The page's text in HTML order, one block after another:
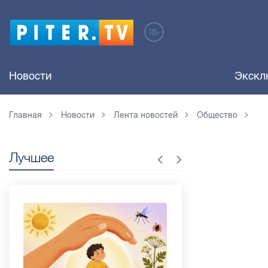
Новости
Главная Новости Лента новостей Общество
Лучшее